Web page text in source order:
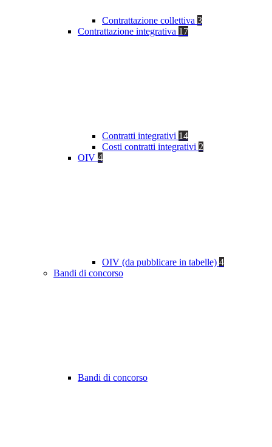
Contrattazione collettiva 3
Contrattazione integrativa 17
Contratti integrativi 14
Costi contratti integrativi 2
OIV 4
OIV (da pubblicare in tabelle) 4
Bandi di concorso
Bandi di concorso